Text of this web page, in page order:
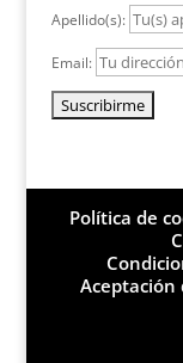
Apellido(s):
Email:
Política de
Aceptación